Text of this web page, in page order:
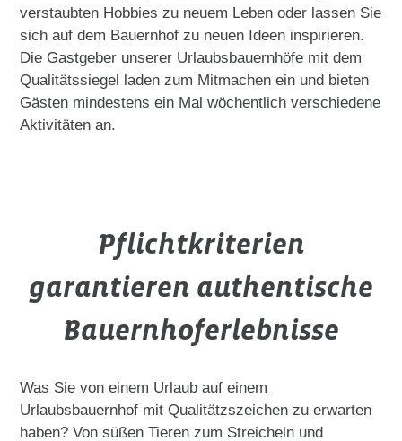
verstaubten Hobbies zu neuem Leben oder lassen Sie
sich auf dem Bauernhof zu neuen Ideen inspirieren.
Die Gastgeber unserer Urlaubsbauernhöfe mit dem
Qualitätssiegel laden zum Mitmachen ein und bieten
Gästen mindestens ein Mal wöchentlich verschiedene
Aktivitäten an.
Pflichtkriterien
garantieren authentische
Bauernhoferlebnisse
Was Sie von einem Urlaub auf einem
Urlaubsbauernhof mit Qualitätzszeichen zu erwarten
haben? Von süßen Tieren zum Streicheln und